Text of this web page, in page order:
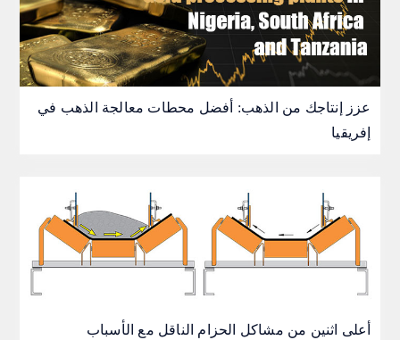
عزز إنتاجك من الذهب: أفضل محطات معالجة الذهب في
إفريقيا
أعلى اثنين من مشاكل الحزام الناقل مع الأسباب